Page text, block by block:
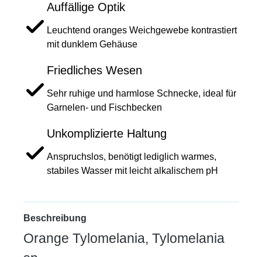
Auffällige Optik
Leuchtend oranges Weichgewebe kontrastiert
mit dunklem Gehäuse
Friedliches Wesen
Sehr ruhige und harmlose Schnecke, ideal für
Garnelen- und Fischbecken
Unkomplizierte Haltung
Anspruchslos, benötigt lediglich warmes,
stabiles Wasser mit leicht alkalischem pH
Beschreibung
Orange Tylomelania, Tylomelania